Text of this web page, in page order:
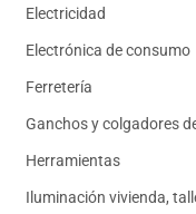
Electricidad
Electrónica de consumo
Ferretería
Ganchos y colgadores
Herramientas
Iluminación vivienda,